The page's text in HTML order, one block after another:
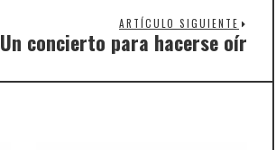
ARTÍCULO SIGUIENTE
Un concierto para hacerse oír